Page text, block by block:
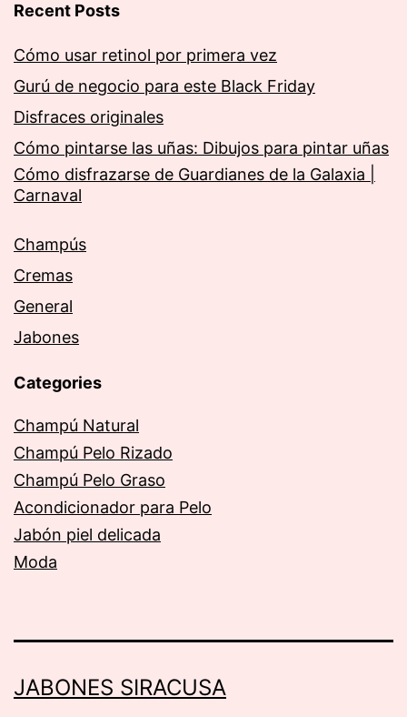
Recent Posts
Cómo usar retinol por primera vez
Gurú de negocio para este Black Friday
Disfraces originales
Cómo pintarse las uñas: Dibujos para pintar uñas
Cómo disfrazarse de Guardianes de la Galaxia |
Carnaval
Champús
Cremas
General
Jabones
Categories
Champú Natural
Champú Pelo Rizado
Champú Pelo Graso
Acondicionador para Pelo
Jabón piel delicada
Moda
JABONES SIRACUSA